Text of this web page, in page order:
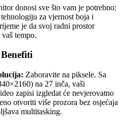
donosi sve što vam je potrebno:
za vjernost boja i
je da svoj radni prostor
tempo.
Zaboravite na piksele. Sa
na 27 inča, vaši
zapisi izgledat će nevjerovatno
otvoriti više prozora bez osjećaja
multitasking.